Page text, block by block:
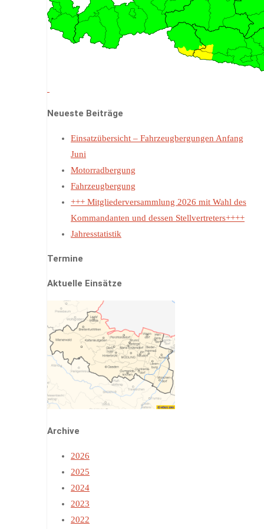
Neueste Beiträge
Einsatzübersicht – Fahrzeugbergungen Anfang
Juni
Motorradbergung
Fahrzeugbergung
+++ Mitgliederversammlung 2026 mit Wahl des
Kommandanten und dessen Stellvertreters++++
Jahresstatistik
Termine
Aktuelle Einsätze
Archive
2026
2025
2024
2023
2022